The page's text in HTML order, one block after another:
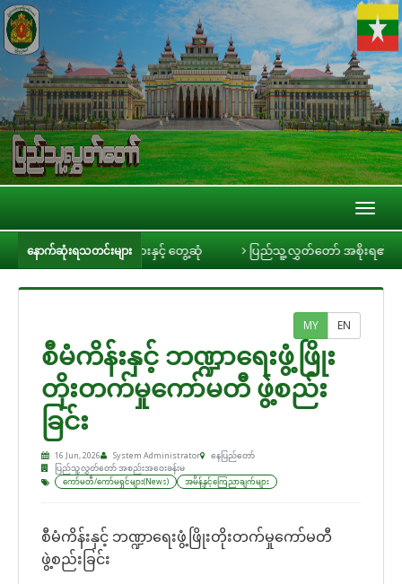
နောက်ဆုံးရသတင်းများ
ရီ သတင်းမီဒီယာများနှင့် တွေ့ဆုံ ပြည်သူ့လွှတ်တော် အစိုးရ၏ အာမခံချက်
MY EN
စီမံကိန်းနှင့် ဘဏ္ဍာရေးဖွံ့ဖြိုး
တိုးတက်မှုကော်မတီ ဖွဲ့စည်း
ခြင်း
16 Jun, 2026 System Administrator
နေပြည်တော်
ပြည်သူ့လွှတ်တော် အစည်းအဝေးခန်းမ
ကော်မတီ/ကော်မရှင်များ(News) အမိန့်နှင့်ကြေညာချက်များ
စီမံကိန်းနှင့် ဘဏ္ဍာရေးဖွံ့ဖြိုးတိုးတက်မှုကော်မတီ
ဖွဲ့စည်းခြင်း